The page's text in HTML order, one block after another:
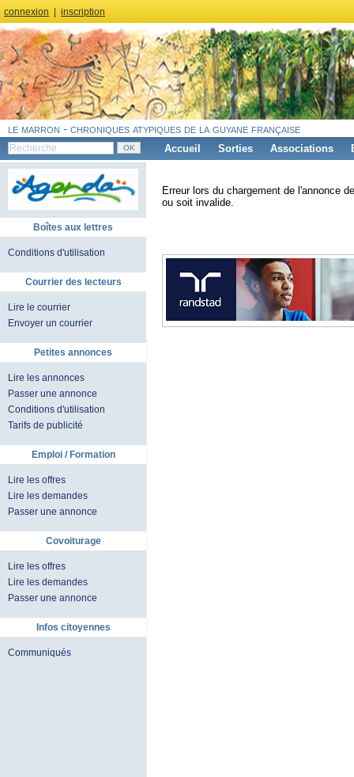
connexion inscription
le marron - chroniques atypiques de la guyane française
Accueil Sorties Associations
Boîtes aux lettres
Conditions d'utilisation
Courrier des lecteurs
Lire le courrier
Envoyer un courrier
Petites annonces
Lire les annonces
Passer une annonce
Conditions d'utilisation
Tarifs de publicité
Emploi / Formation
Lire les offres
Lire les demandes
Passer une annonce
Covoiturage
Lire les offres
Lire les demandes
Passer une annonce
Infos citoyennes
Communiqués
Erreur lors du chargement de l'annonce
ou soit invalide.